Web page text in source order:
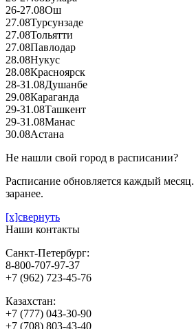
26-27.08Ош
27.08Турсунзаде
27.08Тольятти
27.08Павлодар
28.08Нукус
28.08Красноярск
28-31.08Душанбе
29.08Караганда
29-31.08Ташкент
29-31.08Манас
30.08Астана
Не нашли свой город в расписании?
Расписание обновляется каждый месяц.
заранее.
[x]свернуть
Наши контакты
Санкт-Петербург:
8-800-707-97-37
+7 (962) 723-45-76
Казахстан:
+7 (777) 043-30-90
+7 (708) 803-43-40